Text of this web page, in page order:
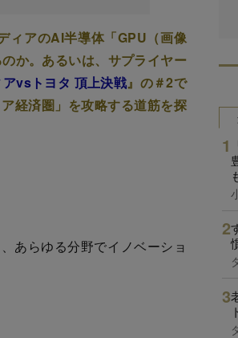
ィアのAI半導体「GPU（画像
か。あるいは、サプライヤー
vsトヨタ 頂上決戦』の＃2で
経済圏」を攻略する道筋を探
あらゆる分野でイノベーショ